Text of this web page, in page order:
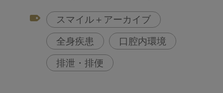
スマイル＋アーカイブ
全身疾患 口腔内環境
排泄・排便